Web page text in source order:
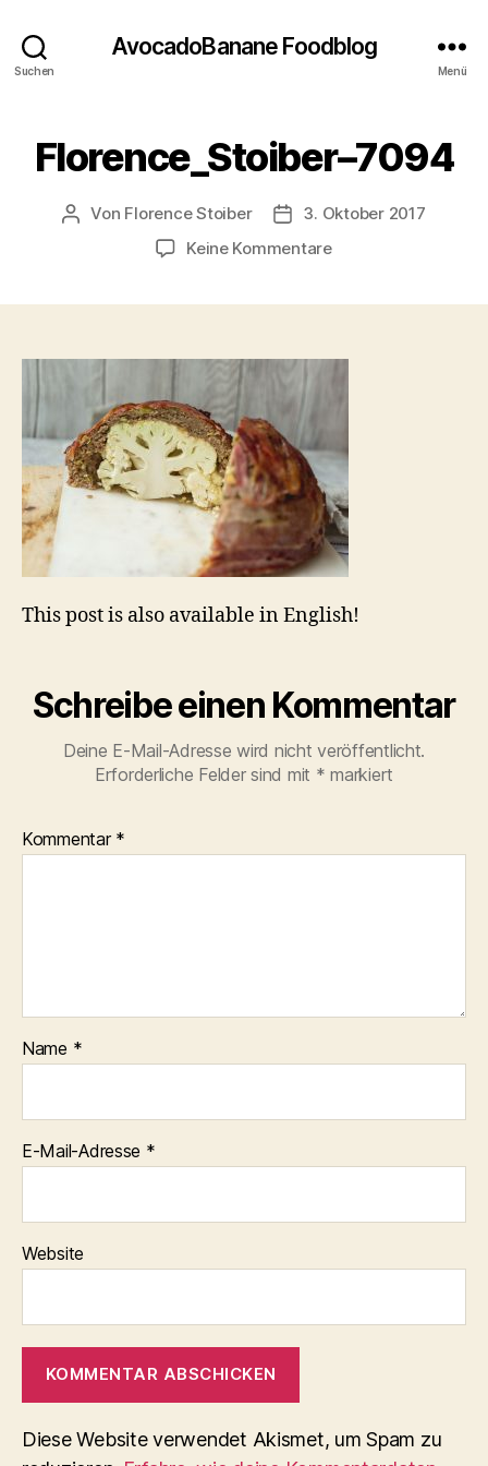
Suchen
AvocadoBanane Foodblog
Menü
Florence_Stoiber–7094
Beitragsautor
Von Florence Stoiber Veröffentlichungsdatum
3. Oktober 2017
Keine Kommentarezu
This post is also available in English!
Schreibe einen Kommentar
Deine E-Mail-Adresse wird nicht veröffentlicht.
Erforderliche Felder sind mit * markiert
Kommentar *
Name *
E-Mail-Adresse *
Website
Diese Website verwendet Akismet, um Spam zu